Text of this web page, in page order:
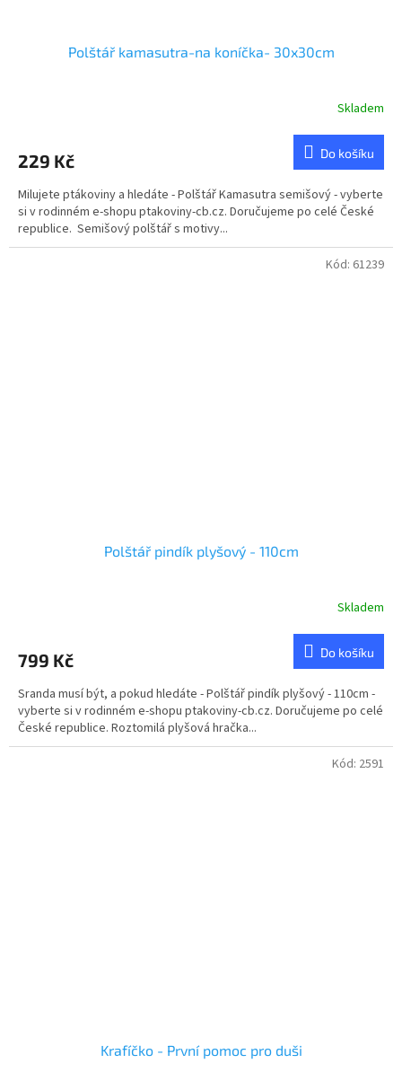
Polštář kamasutra-na koníčka- 30x30cm
Skladem
229 Kč Do košíku
Milujete ptákoviny a hledáte - Polštář Kamasutra semišový - vyberte
si v rodinném e-shopu ptakoviny-cb.cz. Doručujeme po celé České
republice. Semišový polštář s motivy...
Polštář pindík plyšový - 110cm
Skladem
799 Kč Do košíku
Sranda musí být, a pokud hledáte - Polštář pindík plyšový - 110cm -
vyberte si v rodinném e-shopu ptakoviny-cb.cz. Doručujeme po celé
České republice. Roztomilá plyšová hračka...
Kód: 61239
Krafíčko - První pomoc pro duši
Kód: 2591